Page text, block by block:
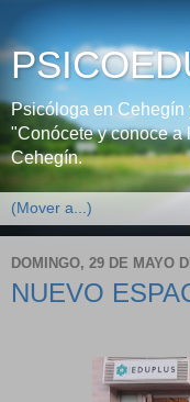
Psicóloga en Cehegín
"Conócete y conoce a
Cehegín.
DOMINGO, 29 DE MAYO
NUEVO